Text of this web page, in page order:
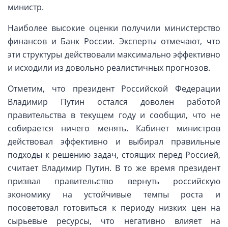
министр.
Наиболее высокие оценки получили министерство
финансов и Банк России. Эксперты отмечают, что
эти структуры действовали максимально эффективно
и исходили из довольно реалистичных прогнозов.
Отметим, что президент Российской Федерации
Владимир Путин остался доволен работой
правительства в текущем году и сообщил, что не
собирается ничего менять. Кабинет министров
действовал эффективно и выбирал правильные
подходы к решению задач, стоящих перед Россией,
считает Владимир Путин. В то же время президент
призвал правительство вернуть российскую
экономику на устойчивые темпы роста и
посоветовал готовиться к периоду низких цен на
сырьевые ресурсы, что негативно влияет на